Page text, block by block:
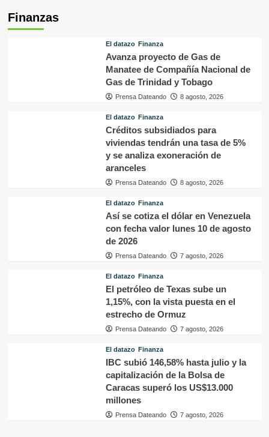
Finanzas
El datazo Finanza
Avanza proyecto de Gas de
Manatee de Compañía Nacional de
Gas de Trinidad y Tobago
Prensa Dateando 8 agosto, 2026
El datazo Finanza
Créditos subsidiados para
viviendas tendrán una tasa de 5%
y se analiza exoneración de
aranceles
Prensa Dateando 8 agosto, 2026
El datazo Finanza
Así se cotiza el dólar en Venezuela
con fecha valor lunes 10 de agosto
de 2026
Prensa Dateando 7 agosto, 2026
El datazo Finanza
El petróleo de Texas sube un
1,15%, con la vista puesta en el
estrecho de Ormuz
Prensa Dateando 7 agosto, 2026
El datazo Finanza
IBC subió 146,58% hasta julio y la
capitalización de la Bolsa de
Caracas superó los US$13.000
millones
Prensa Dateando 7 agosto, 2026